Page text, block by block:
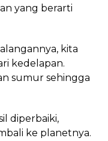
yang berarti
kita
kedelapan.
sumur sehingga
diperbaiki,
ke planetnya.